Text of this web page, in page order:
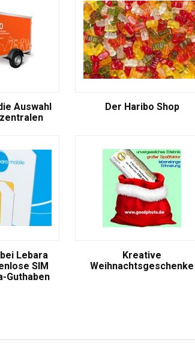
Auswahl
Der Haribo Shop
Lebara
SIM
Guthaben
Kreative
Weihnachtsgeschenke